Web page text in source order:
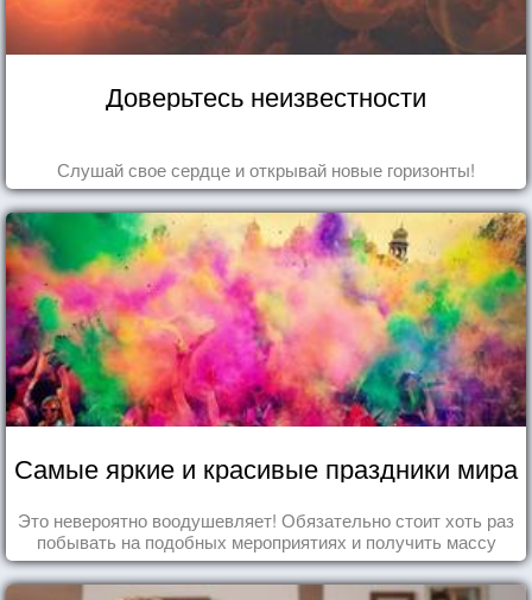
Доверьтесь неизвестности
Слушай свое сердце и открывай новые горизонты!
Самые яркие и красивые праздники мира
Это невероятно воодушевляет! Обязательно стоит хоть раз
побывать на подобных мероприятиях и получить массу
впечатлений!